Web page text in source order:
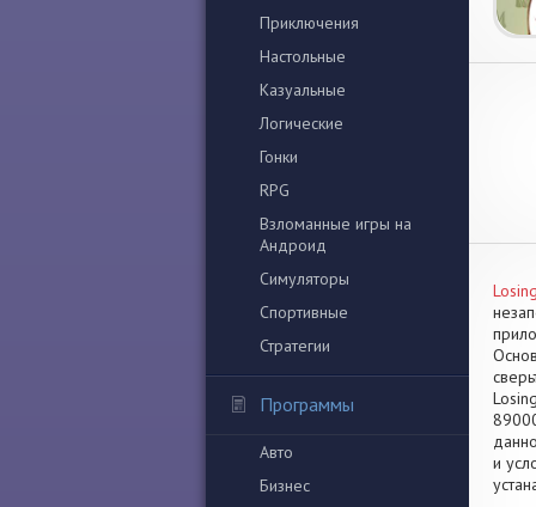
Приключения
Настольные
Казуальные
Логические
Гонки
RPG
Взломанные игры на
Андроид
Симуляторы
Спортивные
Стратегии
Программы
Авто
Бизнес
и